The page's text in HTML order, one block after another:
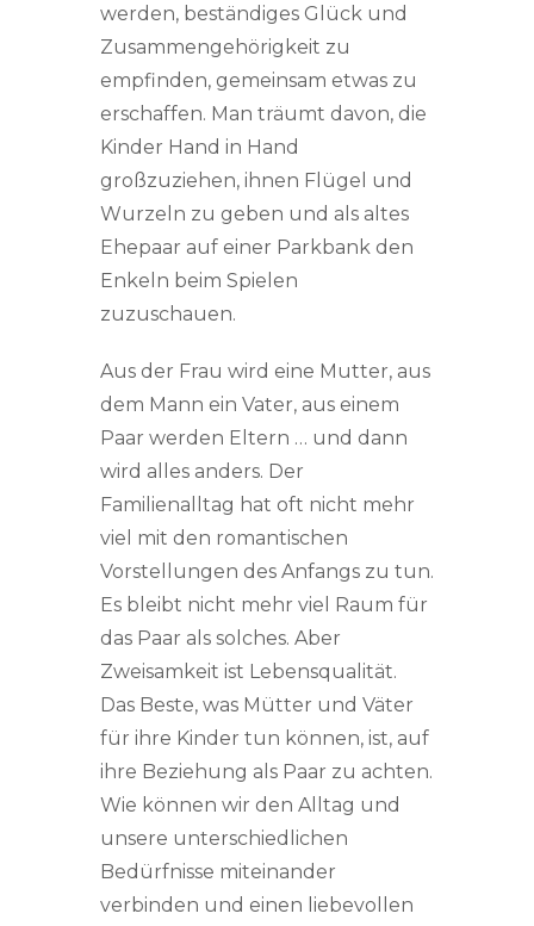
werden, beständiges Glück und
Zusammengehörigkeit zu
empfinden, gemeinsam etwas zu
erschaffen. Man träumt davon, die
Kinder Hand in Hand
großzuziehen, ihnen Flügel und
Wurzeln zu geben und als altes
Ehepaar auf einer Parkbank den
Enkeln beim Spielen
zuzuschauen.
Aus der Frau wird eine Mutter, aus
dem Mann ein Vater, aus einem
Paar werden Eltern … und dann
wird alles anders. Der
Familienalltag hat oft nicht mehr
viel mit den romantischen
Vorstellungen des Anfangs zu tun.
Es bleibt nicht mehr viel Raum für
das Paar als solches. Aber
Zweisamkeit ist Lebensqualität.
Das Beste, was Mütter und Väter
für ihre Kinder tun können, ist, auf
ihre Beziehung als Paar zu achten.
Wie können wir den Alltag und
unsere unterschiedlichen
Bedürfnisse miteinander
verbinden und einen liebevollen